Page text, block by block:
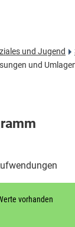
und Jugend
und
vorhanden